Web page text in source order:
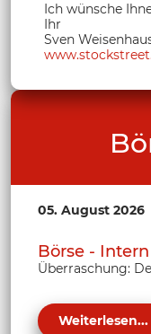
Ich wünsche
Ihr
Sven
05. August 2026
Börse - Intern
Überraschung:
Weiterlesen...